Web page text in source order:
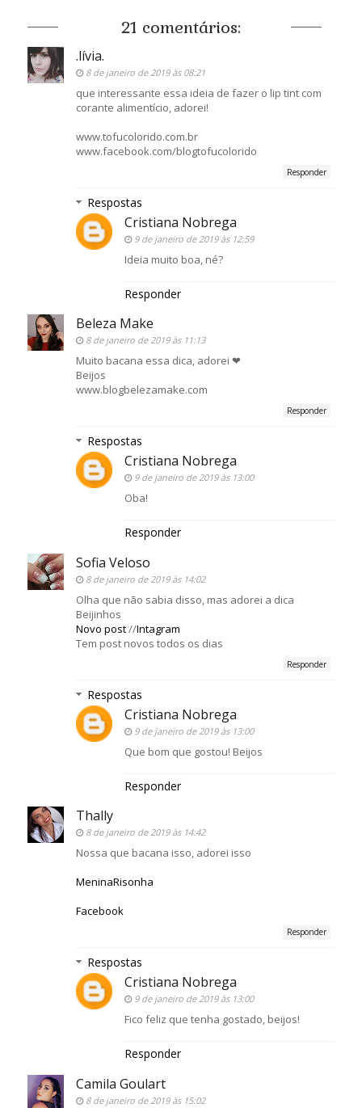
21 comentários:
.lívia.
8 de janeiro de 2019 às 08:21
que interessante essa ideia de fazer o lip tint com
corante alimentício, adorei!
www.tofucolorido.com.br
www.facebook.com/blogtofucolorido
Responder
Respostas
Cristiana Nobrega
9 de janeiro de 2019 às 12:59
Ideia muito boa, né?
Responder
Beleza Make
8 de janeiro de 2019 às 11:13
Muito bacana essa dica, adorei ❤
Beijos
www.blogbelezamake.com
Responder
Respostas
Cristiana Nobrega
9 de janeiro de 2019 às 13:00
Oba!
Responder
Sofia Veloso
8 de janeiro de 2019 às 14:02
Olha que não sabia disso, mas adorei a dica
Beijinhos
Novo post//Intagram
Tem post novos todos os dias
Responder
Respostas
Cristiana Nobrega
9 de janeiro de 2019 às 13:00
Que bom que gostou! Beijos
Responder
Thally
8 de janeiro de 2019 às 14:42
Nossa que bacana isso, adorei isso
MeninaRisonha
Facebook
Responder
Respostas
Cristiana Nobrega
9 de janeiro de 2019 às 13:00
Fico feliz que tenha gostado, beijos!
Responder
Camila Goulart
8 de janeiro de 2019 às 15:02